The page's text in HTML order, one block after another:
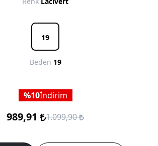
19
Beden 19
10İndirim
989,91 1.099,90